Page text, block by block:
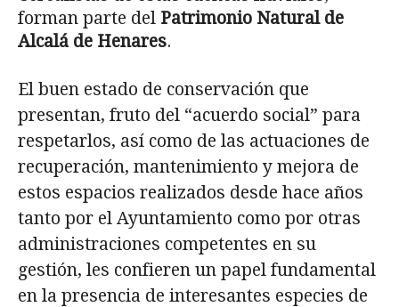
forman parte del Patrimonio Natural de
Alcalá de Henares.
El buen estado de conservación que
presentan, fruto del “acuerdo social” para
respetarlos, así como de las actuaciones de
recuperación, mantenimiento y mejora de
estos espacios realizados desde hace años
tanto por el Ayuntamiento como por otras
administraciones competentes en su
gestión, les confieren un papel fundamental
en la presencia de interesantes especies de